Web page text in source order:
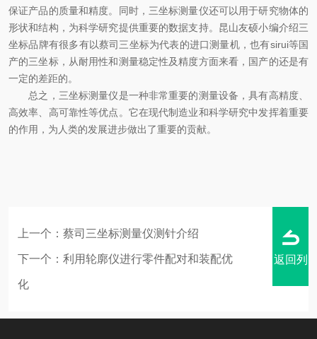
保证产品的质量和精度。同时，三坐标测量仪还可以用于研究物体的
形状和结构，为科学研究提供重要的数据支持。昆山友硕小编介绍三
坐标品牌有很多有以蔡司三坐标为代表的进口测量机，也有sirui等国
产的三坐标，从耐用性和测量稳定性及精度方面来看，国产的还是有
一定的差距的。
总之，三坐标测量仪是一种非常重要的测量设备，具有高精度、
高效率、高可靠性等优点。它在现代制造业和科学研究中发挥着重要
的作用，为人类的发展进步做出了重要的贡献。
上一个： 蔡司三坐标测量仪测针介绍
下一个： 利用轮廓仪进行零件配对和装配优
化
返回列